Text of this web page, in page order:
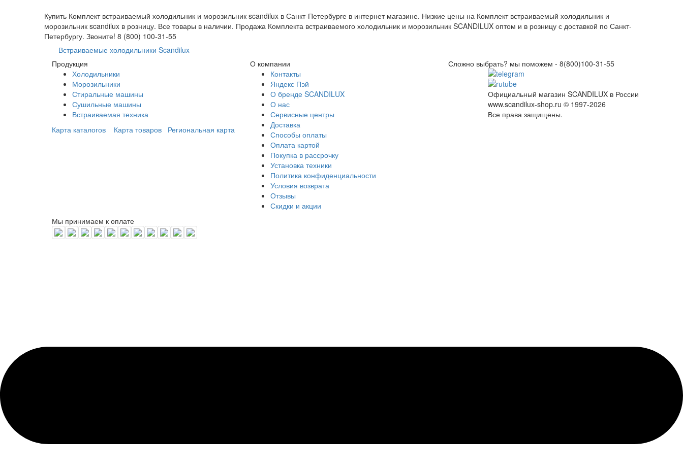
Купить Комплект встраиваемый холодильник и морозильник scandilux в Санкт-Петербурге в интернет магазине. Низкие цены на Комплект встраиваемый холодильник и
морозильник scandilux в розницу. Все товары в наличии. Продажа Комплекта встраиваемого холодильник и морозильник SCANDILUX оптом и в розницу с доставкой по Санкт-
Петербургу. Звоните! 8 (800) 100-31-55
Встраиваемые холодильники Scandilux
Продукция
О компании Сложно выбрать? мы поможем - 8(800)100-31-55
Холодильники
Морозильники
Стиральные машины
Сушильные машины
Встраиваемая техника
Карта каталогов
Карта товаров Региональная карта
Контакты
Яндекс Пэй
О бренде SCANDILUX
О нас
Сервисные центры
Доставка
Способы оплаты
Оплата картой
Покупка в рассрочку
Установка техники
Политика конфиденциальности
Условия возврата
Отзывы
Скидки и акции
Официальный магазин SCANDILUX в России
www.scandilux-shop.ru © 1997-2026
Все права защищены.
Мы принимаем к оплате